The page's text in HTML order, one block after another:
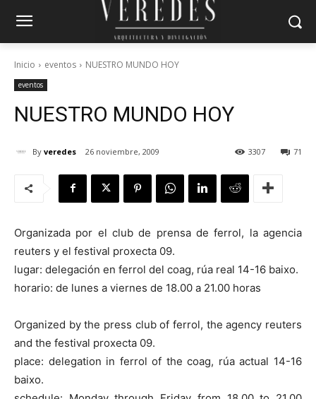
Inicio eventos NUESTRO MUNDO HOY
eventos
NUESTRO MUNDO HOY
By veredes 26 noviembre, 2009 71
3307
Organizada por el club de prensa de ferrol, la agencia
reuters y el festival proxecta 09.
lugar: delegación en ferrol del coag, rúa real 14-16 baixo.
horario: de lunes a viernes de 18.00 a 21.00 horas
Organized by the press club of ferrol, the agency reuters
and the festival proxecta 09.
place: delegation in ferrol of the coag, rúa actual 14-16
baixo.